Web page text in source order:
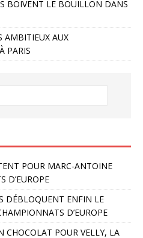
BOIVENT LE BOUILLON DANS
AMBITIEUX AUX
PARIS
POUR MARC-ANTOINE
D’EUROPE
DÉBLOQUENT ENFIN LE
D’EUROPE
CHOCOLAT POUR VELLY, LA